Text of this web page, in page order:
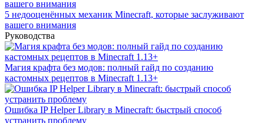
5 недооценённых механик Minecraft, которые заслуживают
вашего внимания
Руководства
Магия крафта без модов: полный гайд по созданию
кастомных рецептов в Minecraft 1.13+
Ошибка IP Helper Library в Minecraft: быстрый способ
устранить проблему